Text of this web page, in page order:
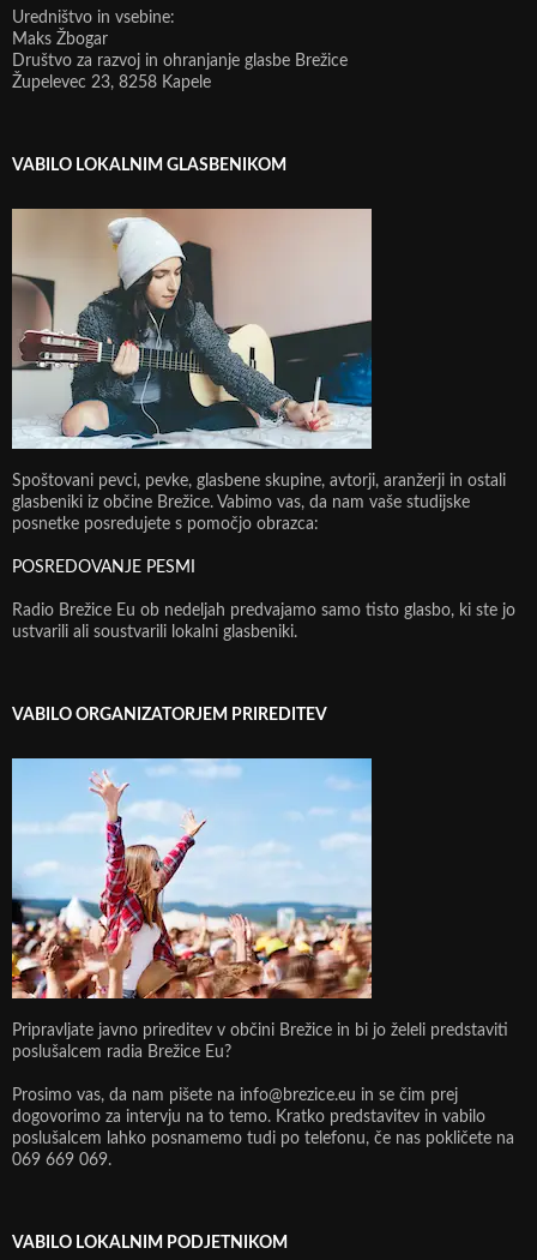
Uredništvo in vsebine:
Maks Žbogar
Društvo za razvoj in ohranjanje glasbe Brežice
Župelevec 23, 8258 Kapele
VABILO LOKALNIM GLASBENIKOM
Spoštovani pevci, pevke, glasbene skupine, avtorji, aranžerji in ostali
glasbeniki iz občine Brežice. Vabimo vas, da nam vaše studijske
posnetke posredujete s pomočjo obrazca:
POSREDOVANJE PESMI
Radio Brežice Eu ob nedeljah predvajamo samo tisto glasbo, ki ste jo
ustvarili ali soustvarili lokalni glasbeniki.
VABILO ORGANIZATORJEM PRIREDITEV
Pripravljate javno prireditev v občini Brežice in bi jo želeli predstaviti
poslušalcem radia Brežice Eu?
Prosimo vas, da nam pišete na info@brezice.eu in se čim prej
dogovorimo za intervju na to temo. Kratko predstavitev in vabilo
poslušalcem lahko posnamemo tudi po telefonu, če nas pokličete na
069 669 069.
VABILO LOKALNIM PODJETNIKOM